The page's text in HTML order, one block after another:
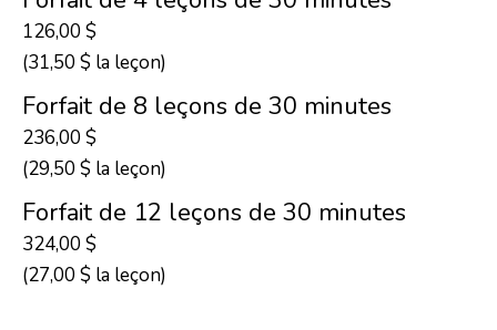
126,00 $
(31,50 $ la leçon)
Forfait de 8 leçons de 30 minutes
236,00 $
(29,50 $ la leçon)
Forfait de 12 leçons de 30 minutes
324,00 $
(27,00 $ la leçon)